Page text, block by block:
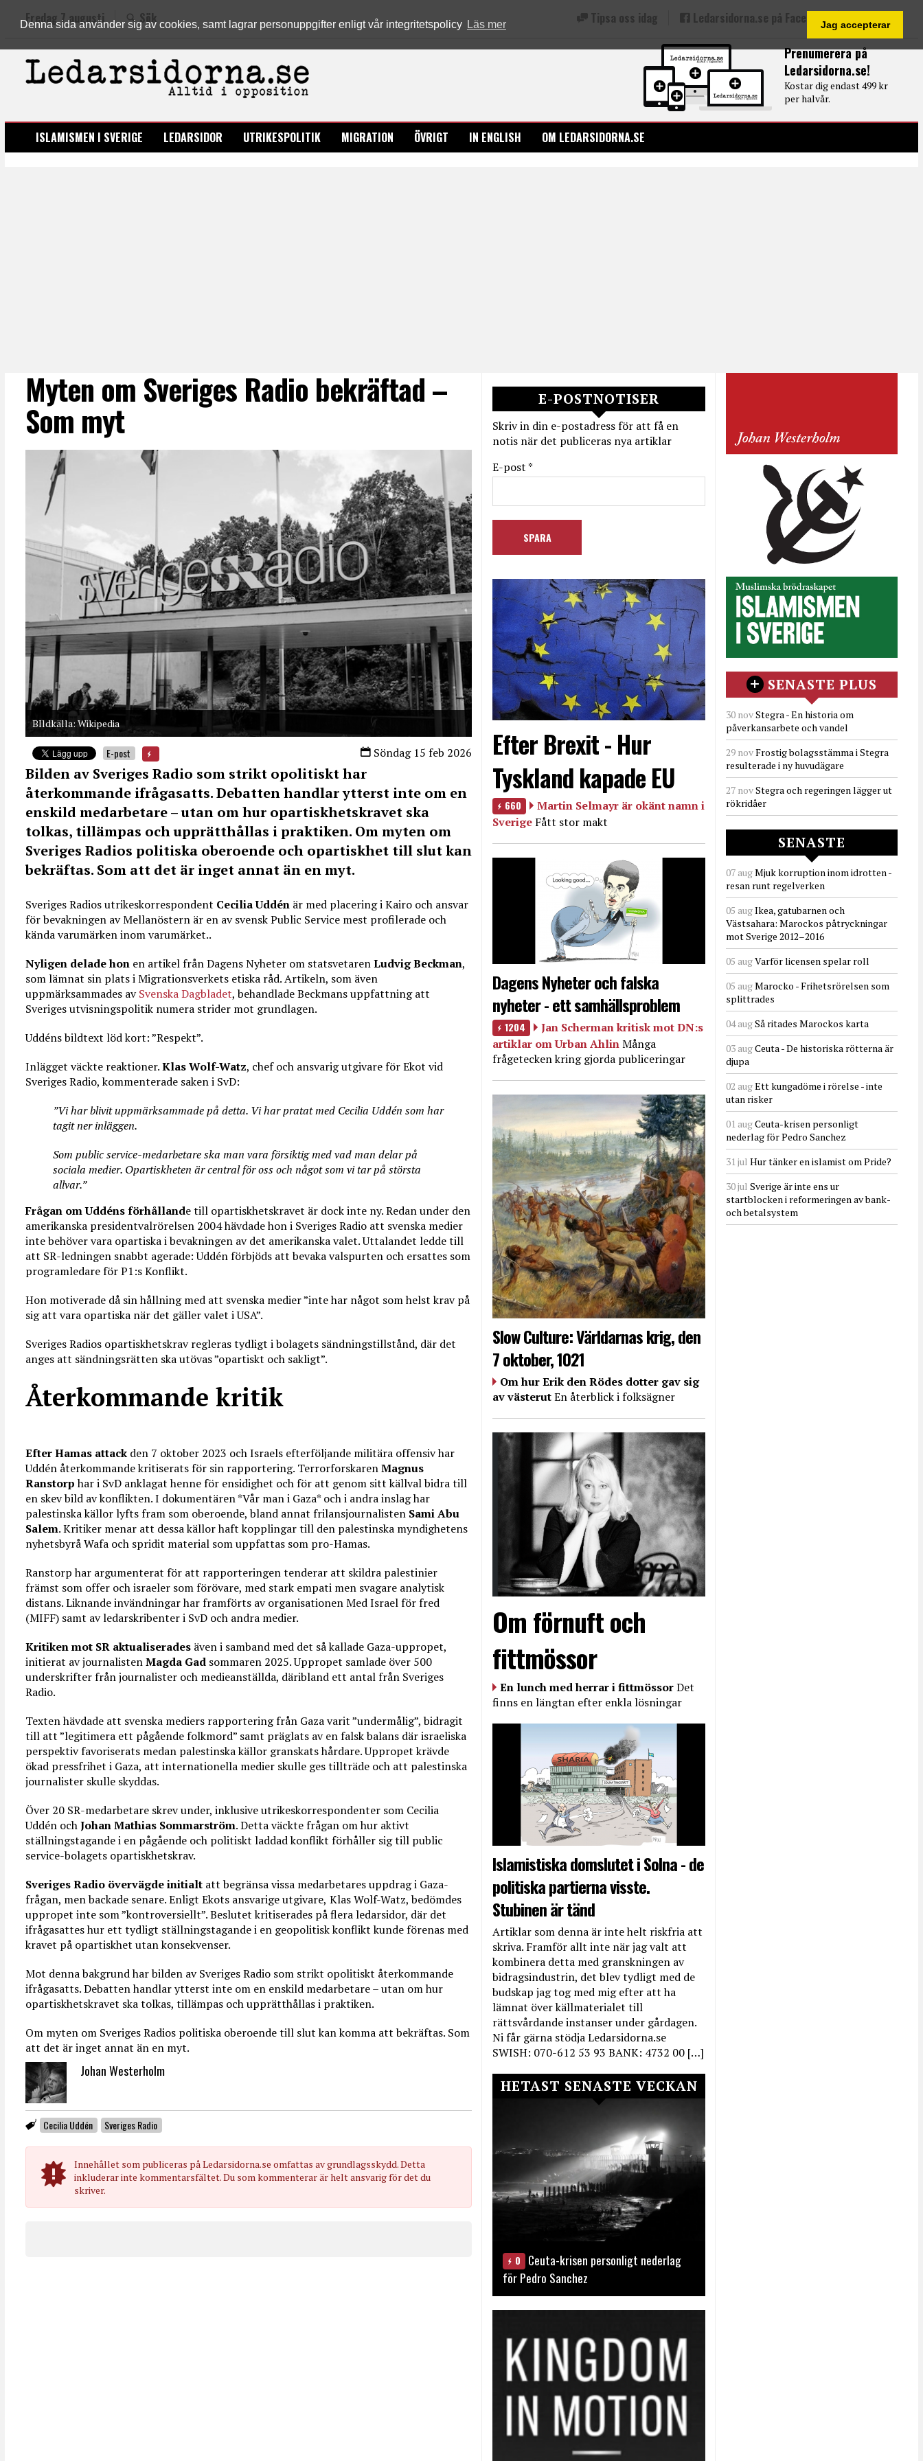
Denna sida använder sig av cookies, samt lagrar personuppgifter enligt vår integritetspolicy Läs mer Jag accepterar
Prenumerera på
Ledarsidorna.se!
Kostar dig endast 499 kr
per halvår.
Fredag 7 augusti Sök Tipsa oss idag Ledarsidorna.se på Facebook
LEDARSIDORNA.SE
ISLAMISMEN I SVERIGE LEDARSIDOR UTRIKESPOLITIK MIGRATION ÖVRIGT IN ENGLISH OM LEDARSIDORNA.SE
Myten om Sveriges Radio bekräftad –
Som myt
BIldkälla: Wikipedia
Söndag 15 feb 2026
E-post
Bilden av Sveriges Radio som strikt opolitiskt har
återkommande ifrågasatts. Debatten handlar ytterst inte om en
enskild medarbetare – utan om hur opartiskhetskravet ska
tolkas, tillämpas och upprätthållas i praktiken. Om myten om
Sveriges Radios politiska oberoende och opartiskhet till slut kan
bekräftas. Som att det är inget annat än en myt.
Sveriges Radios utrikeskorrespondent Cecilia Uddén är med placering i Kairo och ansvar
för bevakningen av Mellanöstern är en av svensk Public Service mest profilerade och
kända varumärken inom varumärket..
Nyligen delade hon en artikel från Dagens Nyheter om statsvetarenLudvig Beckman,
som lämnat sin plats i Migrationsverkets etiska råd. Artikeln, som även
uppmärksammades avSvenska Dagbladet, behandlade Beckmans uppfattning att
Sveriges utvisningspolitik numera strider mot grundlagen.
Uddéns bildtext löd kort: ”Respekt”.
Inlägget väckte reaktioner.Klas Wolf-Watz, chef och ansvarig utgivare för Ekot vid
Sveriges Radio, kommenterade saken i SvD:
”Vi har blivit uppmärksammade på detta. Vi har pratat med Cecilia Uddén som har
tagit ner inläggen.
Som public service-medarbetare ska man vara försiktig med vad man delar på
sociala medier. Opartiskheten är central för oss och något som vi tar på största
allvar.”
Frågan om Uddéns förhållande till opartiskhetskravet är dock inte ny. Redan under den
amerikanska presidentvalrörelsen 2004 hävdade hon i Sveriges Radio att svenska medier
inte behöver vara opartiska i bevakningen av det amerikanska valet. Uttalandet ledde till
att SR-ledningen snabbt agerade: Uddén förbjöds att bevaka valspurten och ersattes som
programledare för P1:s Konflikt.
Hon motiverade då sin hållning med att svenska medier ”inte har något som helst krav på
sig att vara opartiska när det gäller valet i USA”.
Sveriges Radios opartiskhetskrav regleras tydligt i bolagets sändningstillstånd, där det
anges att sändningsrätten ska utövas ”opartiskt och sakligt”.
Återkommande kritik
Efter Hamas attack den 7 oktober 2023 och Israels efterföljande militära offensiv har
Uddén återkommande kritiserats för sin rapportering. TerrorforskarenMagnus
Ranstorphar i SvD anklagat henne för ensidighet och för att genom sitt källval bidra till
en skev bild av konflikten. I dokumentären *Vår man i Gaza* och i andra inslag har
palestinska källor lyfts fram som oberoende, bland annat frilansjournalisten Sami Abu
Salem. Kritiker menar att dessa källor haft kopplingar till den palestinska myndighetens
nyhetsbyrå Wafa och spridit material som uppfattas som pro-Hamas.
Ranstorp har argumenterat för att rapporteringen tenderar att skildra palestinier
främst som offer och israeler som förövare, med stark empati men svagare analytisk
distans. Liknande invändningar har framförts av organisationen Med Israel för fred
(MIFF) samt av ledarskribenter i SvD och andra medier.
Kritiken mot SR aktualiserades även i samband med det så kallade Gaza-uppropet,
initierat av journalistenMagda Gad sommaren 2025. Uppropet samlade över 500
underskrifter från journalister och medieanställda, däribland ett antal från Sveriges
Radio.
Texten hävdade att svenska mediers rapportering från Gaza varit ”undermålig”, bidragit
till att ”legitimera ett pågående folkmord” samt präglats av en falsk balans där israeliska
perspektiv favoriserats medan palestinska källor granskats hårdare. Uppropet krävde
ökad pressfrihet i Gaza, att internationella medier skulle ges tillträde och att palestinska
journalister skulle skyddas.
Över 20 SR-medarbetare skrev under, inklusive utrikeskorrespondenter som Cecilia
Uddén ochJohan Mathias Sommarström. Detta väckte frågan om hur aktivt
ställningstagande i en pågående och politiskt laddad konflikt förhåller sig till public
service-bolagets opartiskhetskrav.
Sveriges Radio övervägde initialt att begränsa vissa medarbetares uppdrag i Gaza-
frågan, men backade senare. Enligt Ekots ansvarige utgivare, Klas Wolf-Watz, bedömdes
uppropet inte som ”kontroversiellt”. Beslutet kritiserades på flera ledarsidor, där det
ifrågasattes hur ett tydligt ställningstagande i en geopolitisk konflikt kunde förenas med
kravet på opartiskhet utan konsekvenser.
Mot denna bakgrund har bilden av Sveriges Radio som strikt opolitiskt återkommande
ifrågasatts. Debatten handlar ytterst inte om en enskild medarbetare – utan om hur
opartiskhetskravet ska tolkas, tillämpas och upprätthållas i praktiken.
Om myten om Sveriges Radios politiska oberoende till slut kan komma att bekräftas. Som
att det är inget annat än en myt.
Johan Westerholm
Cecilia Uddén Sveriges Radio
Innehållet som publiceras på Ledarsidorna.se omfattas av grundlagsskydd. Detta
inkluderar inte kommentarsfältet. Du som kommenterar är helt ansvarig för det du
skriver.
E-POSTNOTISER
Skriv in din e-postadress för att få en
notis när det publiceras nya artiklar
E-post *
Efter Brexit - Hur
Tyskland kapade EU
660
Martin Selmayr är okänt namn i
Sverige Fått stor makt
Dagens Nyheter och falska
nyheter - ett samhällsproblem
1204
Jan Scherman kritisk mot DN:s
artiklar om Urban AhlinMånga
frågetecken kring gjorda publiceringar
Slow Culture: Världarnas krig, den
7 oktober, 1021
Om hur Erik den Rödes dotter gav sig
av västerutEn återblick i folksägner
Om förnuft och
fittmössor
En lunch med herrar i fittmössorDet
finns en längtan efter enkla lösningar
Islamistiska domslutet i Solna - de
politiska partierna visste.
Stubinen är tänd
Artiklar som denna är inte helt riskfria att
skriva. Framför allt inte när jag valt att
kombinera detta med granskningen av
bidragsindustrin, det blev tydligt med de
budskap jag tog med mig efter att ha
lämnat över källmaterialet till
rättsvårdande instanser under gårdagen.
Ni får gärna stödja Ledarsidorna.se
SWISH: 070-612 53 93 BANK: 4732 00 […]
HETAST SENASTE VECKAN
0
Ceuta-krisen personligt nederlag
för Pedro Sanchez
SENASTE PLUS
30 novStegra - En historia om
påverkansarbete och vandel
29 novFrostig bolagsstämma i Stegra
resulterade i ny huvudägare
27 novStegra och regeringen lägger ut
rökridåer
SENASTE
07 augMjuk korruption inom idrotten -
resan runt regelverken
05 augIkea, gatubarnen och
Västsahara: Marockos påtryckningar
mot Sverige 2012–2016
05 augVarför licensen spelar roll
05 augMarocko - Frihetsrörelsen som
splittrades
04 augSå ritades Marockos karta
03 augCeuta - De historiska rötterna är
djupa
02 augEtt kungadöme i rörelse - inte
utan risker
01 augCeuta-krisen personligt
nederlag för Pedro Sanchez
31 jul Hur tänker en islamist om Pride?
30 jul Sverige är inte ens ur
startblocken i reformeringen av bank-
och betalsystem